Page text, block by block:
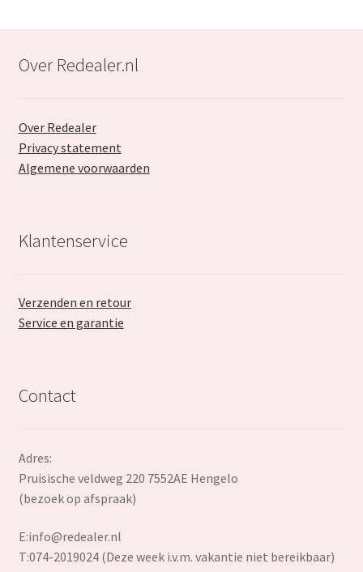
Over Redealer.nl
Over Redealer
Privacy statement
Algemene voorwaarden
Klantenservice
Verzenden en retour
Service en garantie
Contact
Adres:
Pruisische veldweg 220 7552AE Hengelo
(bezoek op afspraak)
E:info@redealer.nl
T:074-2019024 (Deze week i.v.m. vakantie niet bereikbaar)